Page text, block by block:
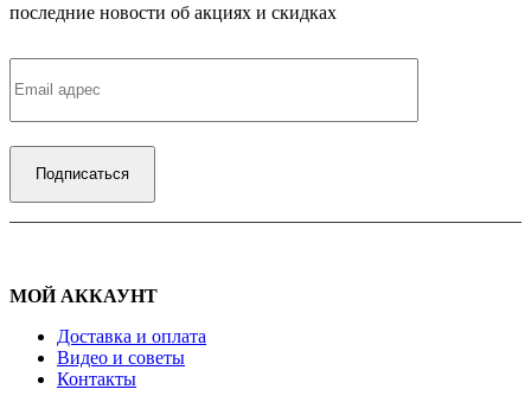
последние новости об акциях и скидках
МОЙ АККАУНТ
Доставка и оплата
Видео и советы
Контакты